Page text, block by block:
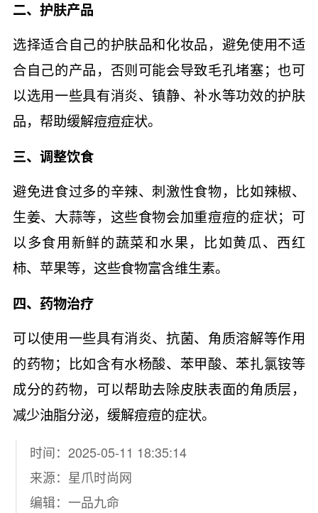
二、护肤产品
选择适合自己的护肤品和化妆品，避免使用不适
合自己的产品，否则可能会导致毛孔堵塞；也可
以选用一些具有消炎、镇静、补水等功效的护肤
品，帮助缓解痘痘症状。
三、调整饮食
避免进食过多的辛辣、刺激性食物，比如辣椒、
生姜、大蒜等，这些食物会加重痘痘的症状；可
以多食用新鲜的蔬菜和水果，比如黄瓜、西红
柿、苹果等，这些食物富含维生素。
四、药物治疗
可以使用一些具有消炎、抗菌、角质溶解等作用
的药物；比如含有水杨酸、苯甲酸、苯扎氯铵等
成分的药物，可以帮助去除皮肤表面的角质层，
减少油脂分泌，缓解痘痘的症状。
时间：2025-05-11 18:35:14
来源： 星爪时尚网
编辑：一品九命